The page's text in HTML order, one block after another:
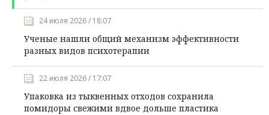
24 июля 2026 / 18:07
Ученые нашли общий механизм эффективности
разных видов психотерапии
22 июля 2026 / 17:07
Упаковка из тыквенных отходов сохранила
помидоры свежими вдвое дольше пластика